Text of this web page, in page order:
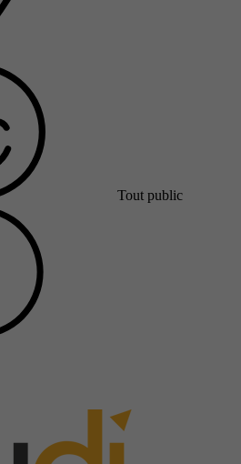
Tout public